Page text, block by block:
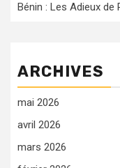
Bénin : Les Adieux
ARCHIVES
mai 2026
avril 2026
mars 2026